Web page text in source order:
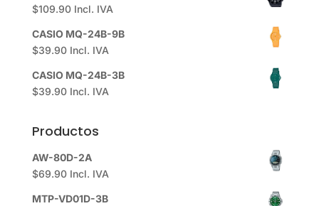
$109.90 Incl. IVA
CASIO MQ-24B-9B
$39.90 Incl. IVA
CASIO MQ-24B-3B
$39.90 Incl. IVA
Productos
AW-80D-2A
$69.90 Incl. IVA
MTP-VD01D-3B